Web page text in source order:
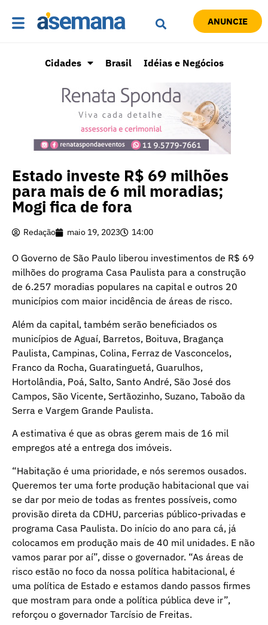
ANUNCIE
Cidades Brasil Idéias e Negócios
Estado investe R$ 69 milhões
para mais de 6 mil moradias;
Mogi fica de fora
Redação maio 19, 2023 14:00
O Governo de São Paulo liberou investimentos de R$ 69
milhões do programa Casa Paulista para a construção
de 6.257 moradias populares na capital e outros 20
municípios com maior incidência de áreas de risco.
Além da capital, também serão beneficiados os
municípios de Aguaí, Barretos, Boituva, Bragança
Paulista, Campinas, Colina, Ferraz de Vasconcelos,
Franco da Rocha, Guaratinguetá, Guarulhos,
Hortolândia, Poá, Salto, Santo André, São José dos
Campos, São Vicente, Sertãozinho, Suzano, Taboão da
Serra e Vargem Grande Paulista.
A estimativa é que as obras gerem mais de 16 mil
empregos até a entrega dos imóveis.
“Habitação é uma prioridade, e nós seremos ousados.
Queremos ter uma forte produção habitacional que vai
se dar por meio de todas as frentes possíveis, como
provisão direta da CDHU, parcerias público-privadas e
programa Casa Paulista. Do início do ano para cá, já
colocamos em produção mais de 40 mil unidades. E não
vamos parar por aí”, disse o governador. “As áreas de
risco estão no foco da nossa política habitacional, é
uma política de Estado e estamos dando passos firmes
que mostram para onde a política pública deve ir”,
reforçou o governador Tarcísio de Freitas.